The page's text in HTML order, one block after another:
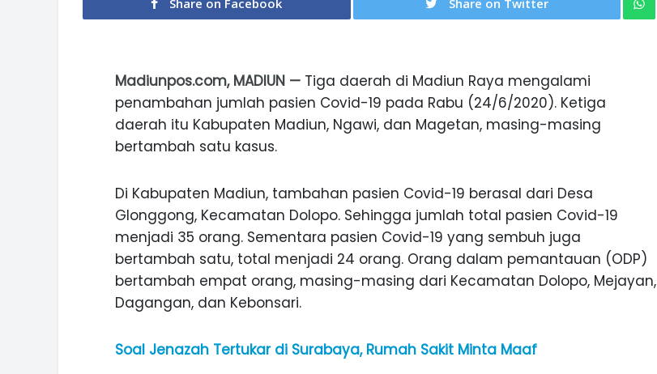
Share on Facebook Share on Twitter
Madiunpos.com, MADIUN — Tiga daerah di Madiun Raya mengalami
penambahan jumlah pasien Covid-19 pada Rabu (24/6/2020). Ketiga
daerah itu Kabupaten Madiun, Ngawi, dan Magetan, masing-masing
bertambah satu kasus.
Di Kabupaten Madiun, tambahan pasien Covid-19 berasal dari Desa
Glonggong, Kecamatan Dolopo. Sehingga jumlah total pasien Covid-19
menjadi 35 orang. Sementara pasien Covid-19 yang sembuh juga
bertambah satu, total menjadi 24 orang. Orang dalam pemantauan (ODP)
bertambah empat orang, masing-masing dari Kecamatan Dolopo, Mejayan,
Dagangan, dan Kebonsari.
Soal Jenazah Tertukar di Surabaya, Rumah Sakit Minta Maaf